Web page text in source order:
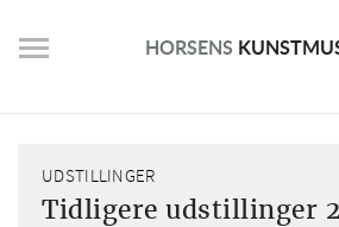
content
HORSENS
UDSTILLINGER
Tidligere udstillinger